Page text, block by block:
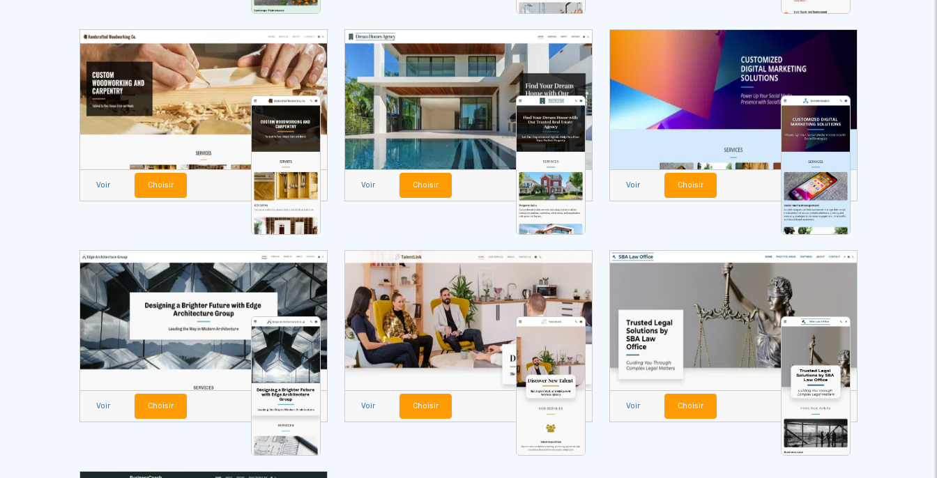
Voir Choisir Voir Choisir Voir Choisir
Voir Choisir Voir Choisir Voir Choisir